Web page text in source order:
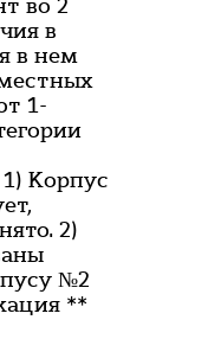
во 2
в
в нем
1-
Корпус
2)
№2
**